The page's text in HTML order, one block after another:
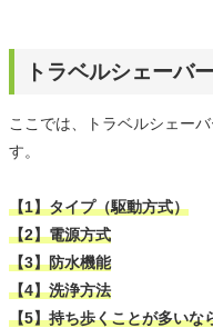
トラベルシェーバ
ここでは、トラベルシェー
す。
【1】タイプ（駆動方式）
【2】電源方式
【3】防水機能
【4】洗浄方法
【5】持ち歩くことが多いな